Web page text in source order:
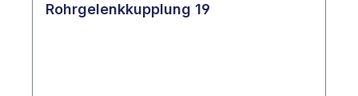
Rohrgelenkkupplung 19